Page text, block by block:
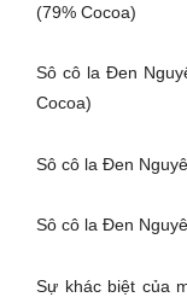
(79% Cocoa)
Sô cô la Đen
Cocoa)
Sô cô la Đen
Sô cô la Đen
Sự khác biệt của